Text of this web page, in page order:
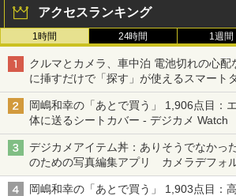
アクセスランキング
1時間 24時間 1週間
クルマとカメラ、車中泊 電池切れの心配
に挿すだけで「探す」が使えるスマート
岡嶋和幸の「あとで買う」 1,906点目：
体に送るシートカバー - デジカメ Watch
デジカメアイテム丼：ありそうでなかっ
のための写真編集アプリ カメラデフォ
る「Filmator」
岡嶋和幸の「あとで買う」 1,903点目：